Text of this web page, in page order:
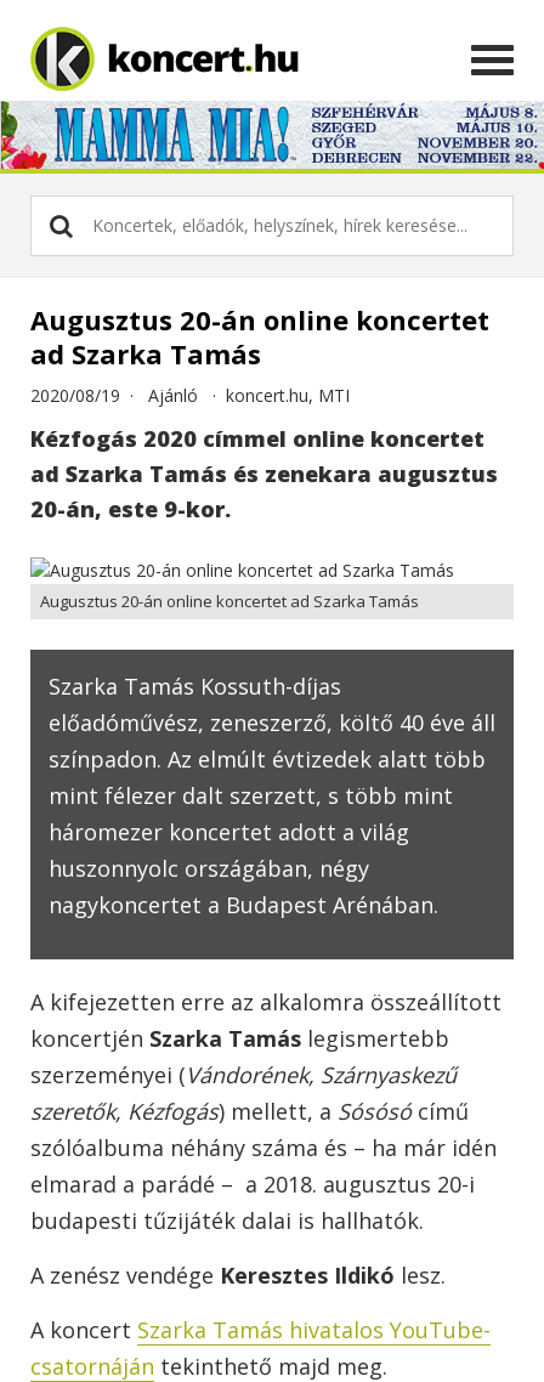
Augusztus 20-án online koncertet
ad Szarka Tamás
2020/08/19 · Ajánló · koncert.hu, MTI
Kézfogás 2020 címmel online koncertet
ad Szarka Tamás és zenekara augusztus
20-án, este 9-kor.
Augusztus 20-án online koncertet ad Szarka Tamás
Szarka Tamás Kossuth-díjas
előadóművész, zeneszerző, költő 40 éve áll
színpadon. Az elmúlt évtizedek alatt több
mint félezer dalt szerzett, s több mint
háromezer koncertet adott a világ
huszonnyolc országában, négy
nagykoncertet a Budapest Arénában.
A kifejezetten erre az alkalomra összeállított
koncertjén Szarka Tamás legismertebb
szerzeményei (Vándorének, Szárnyaskezű
szeretők, Kézfogás) mellett, a Sósósócímű
szólóalbuma néhány száma és – ha már idén
elmarad a parádé – a 2018. augusztus 20-i
budapesti tűzijáték dalai is hallhatók.
A zenész vendége Keresztes Ildikó lesz.
A koncert Szarka Tamás hivatalos YouTube-
csatornáján tekinthető majd meg.